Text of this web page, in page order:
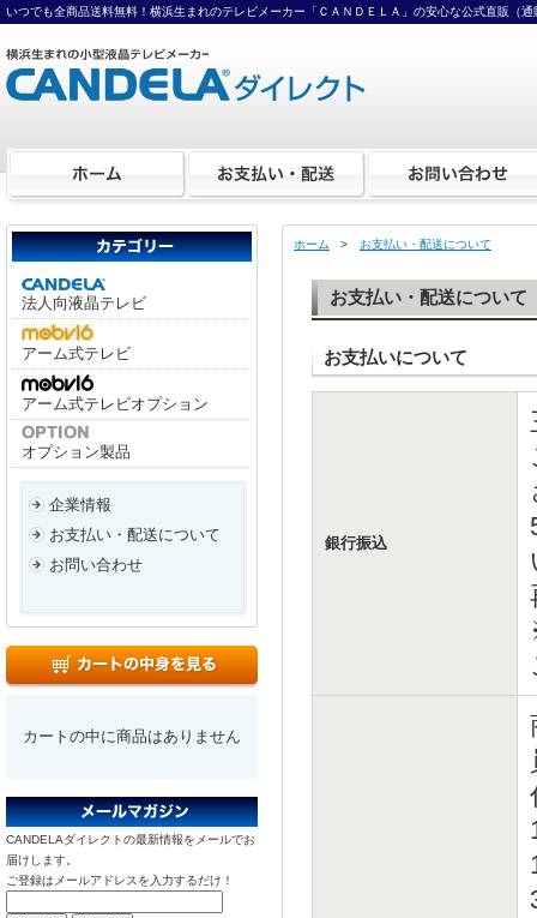
いつでも全商品送料無料！横浜生まれのテレビメーカー「ＣＡＮＤＥＬＡ」の安心な公式直販（通
法人向液晶テレビ
アーム式テレビ
アーム式テレビオプション
オプション製品
企業情報
お支払い・配送について
お問い合わせ
カートの中に商品はありません
CANDELAダイレクトの最新情報をメールでお
届けします。
ご登録はメールアドレスを入力するだけ！
ホーム > お支払い・配送について
お支払い・配送について
お支払いについて
銀行振込